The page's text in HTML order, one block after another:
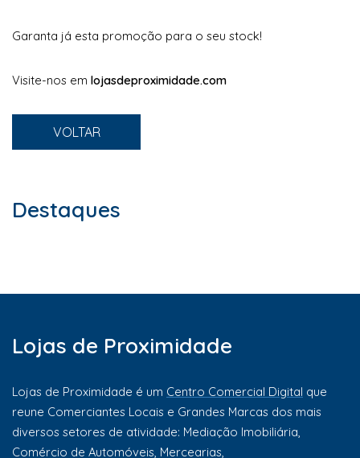
Garanta já esta promoção para o seu stock!
Visite-nos em lojasdeproximidade.com
VOLTAR
Destaques
Lojas de Proximidade
Lojas de Proximidade é um Centro Comercial Digital que
reune Comerciantes Locais e Grandes Marcas dos mais
diversos setores de atividade: Mediação Imobiliária,
Comércio de Automóveis, Mercearias,